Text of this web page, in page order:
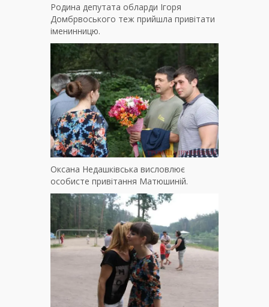
Родина депутата обларди Ігоря
Домбрвоського теж прийшла привітати
іменинницю.
Оксана Недашківська висловлює
особисте привітання Матюшиній.